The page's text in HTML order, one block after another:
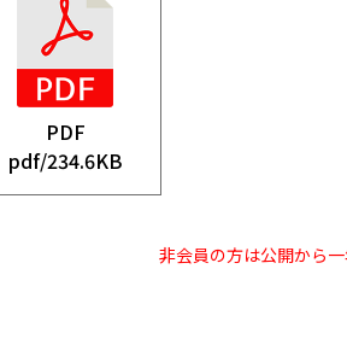
PDF
pdf/234.6KB
非会員の方は公開から